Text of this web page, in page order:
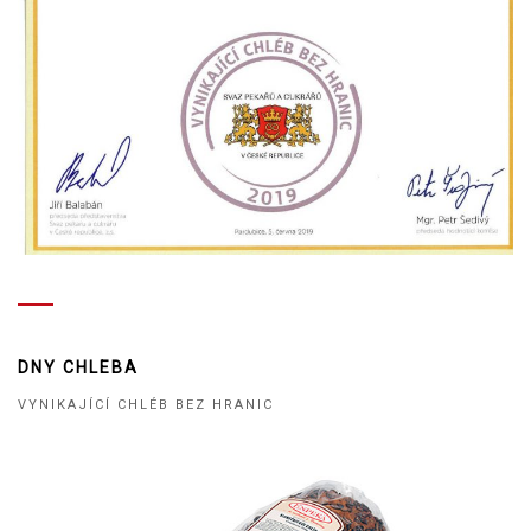
DNY CHLEBA
VYNIKAJÍCÍ CHLÉB BEZ HRANIC